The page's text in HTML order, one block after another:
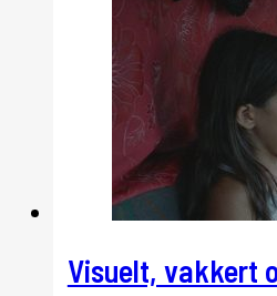
Visuelt, vakkert